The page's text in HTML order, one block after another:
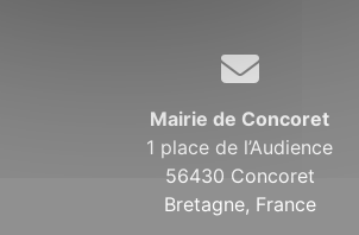
Mairie de Concoret
1 place de l’Audience
56430 Concoret
Bretagne, France